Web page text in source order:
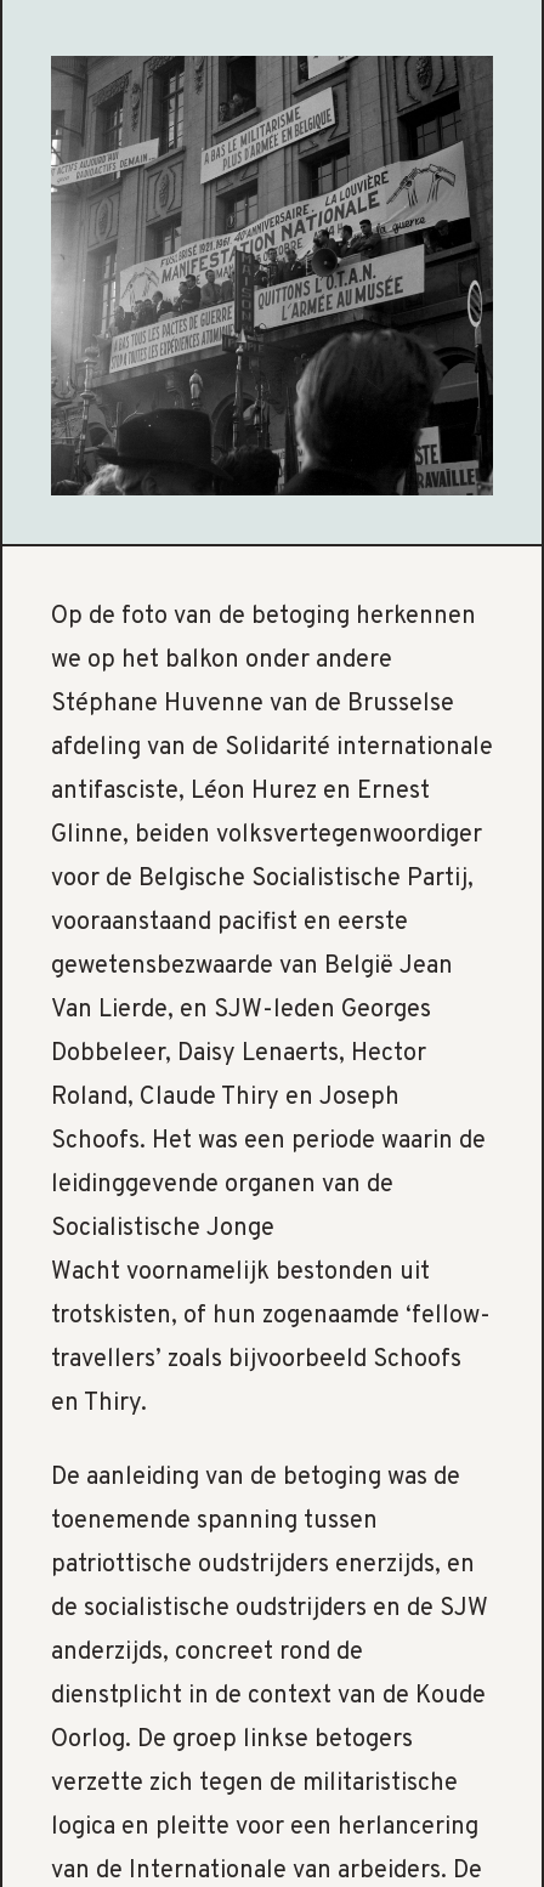
Op de foto van de betoging herkennen
we op het balkon onder andere
Stéphane Huvenne van de Brusselse
afdeling van de Solidarité internationale
antifasciste, Léon Hurez en Ernest
Glinne, beiden volksvertegenwoordiger
voor de Belgische Socialistische Partij,
vooraanstaand pacifist en eerste
gewetensbezwaarde van België Jean
Van Lierde, en SJW-leden Georges
Dobbeleer, Daisy Lenaerts, Hector
Roland, Claude Thiry en Joseph
Schoofs. Het was een periode waarin de
leidinggevende organen van de
Socialistische Jonge
Wacht voornamelijk bestonden uit
trotskisten, of hun zogenaamde ‘fellow-
travellers’ zoals bijvoorbeeld Schoofs
en Thiry.
De aanleiding van de betoging was de
toenemende spanning tussen
patriottische oudstrijders enerzijds, en
de socialistische oudstrijders en de SJW
anderzijds, concreet rond de
dienstplicht in de context van de Koude
Oorlog. De groep linkse betogers
verzette zich tegen de militaristische
logica en pleitte voor een herlancering
van de Internationale van arbeiders. De